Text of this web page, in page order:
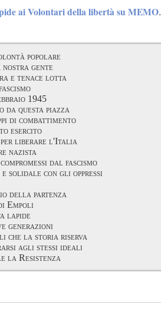
ai Volontari della libertà su MEMO.
popolare
gente
e tenace lotta
1945
da questa piazza
di combattimento
esercito
per liberare l'Italia
nazista
dal fascismo
solidale con gli oppressi
della partenza
Empoli
lapide
generazioni
che la storia riserva
agli stessi ideali
la Resistenza